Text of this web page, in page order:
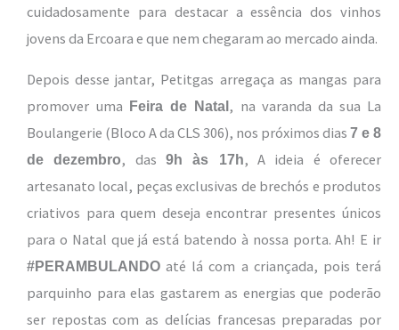
cuidadosamente para destacar a essência dos vinhos
jovens da Ercoara e que nem chegaram ao mercado ainda.
Depois desse jantar, Petitgas arregaça as mangas para
promover uma
Feira de Natal , na varanda da sua La
Boulangerie (Bloco A da CLS 306), nos próximos dias 7 e 8
de dezembro, das9h às 17h, A ideia é oferecer
artesanato local, peças exclusivas de brechós e produtos
criativos para quem deseja encontrar presentes únicos
para o Natal que já está batendo à nossa porta. Ah! E ir
#PERAMBULANDO até lá com a criançada, pois terá
parquinho para elas gastarem as energias que poderão
ser repostas com as delícias francesas preparadas por